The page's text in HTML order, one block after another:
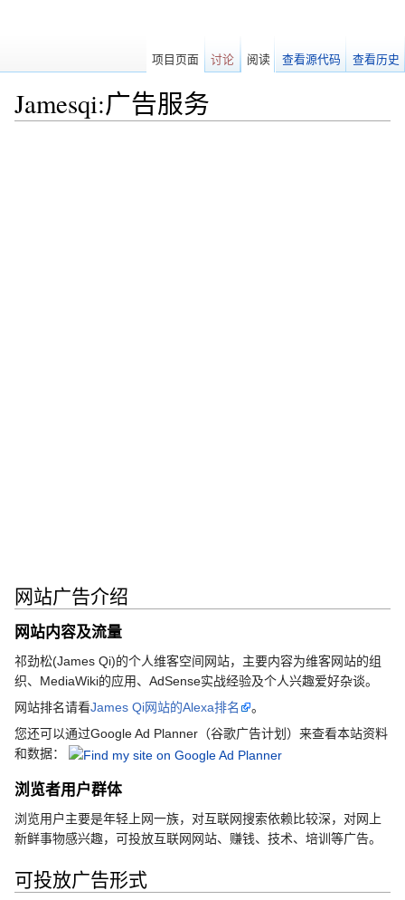
Jamesqi:广告服务
网站广告介绍
网站内容及流量
祁劲松(James Qi)的个人维客空间网站，主要内容为维客网站的组
织、MediaWiki的应用、AdSense实战经验及个人兴趣爱好杂谈。
网站排名请看James Qi网站的Alexa排名
。
您还可以通过Google Ad Planner（谷歌广告计划）来查看本站资料
和数据：
浏览者用户群体
浏览用户主要是年轻上网一族，对互联网搜索依赖比较深，对网上
新鲜事物感兴趣，可投放互联网网站、赚钱、技术、培训等广告。
可投放广告形式
项目页面 讨论 阅读 查看源代码 查看历史